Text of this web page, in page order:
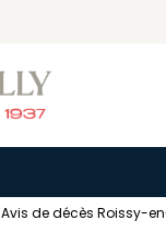
Avis de décès Roissy-